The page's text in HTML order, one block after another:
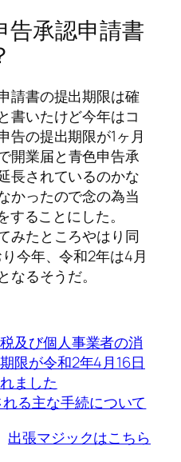
告承認申請書
請書の提出期限は確
書いたけど今年はコ
告の提出期限が1ヶ月
開業届と青色申告承
長されているのかな
かったので念の為当
ることにした。
みたところやはり同
今年、令和2年は4月
なるそうだ。
及び個人事業者の消
限が令和2年4月16日
ました
る主な手続について
出張マジックはこちら